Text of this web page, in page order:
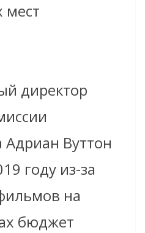
мест
директор
Адриан Вуттон
году из-за
на
бюджет